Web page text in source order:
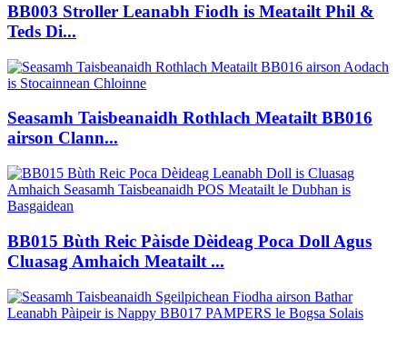
BB003 Stroller Leanabh Fiodh is Meatailt Phil &
Teds Di...
Seasamh Taisbeanaidh Rothlach Meatailt BB016
airson Clann...
BB015 Bùth Reic Pàisde Dèideag Poca Doll Agus
Cluasag Amhaich Meatailt ...